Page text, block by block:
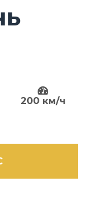
200 км/ч